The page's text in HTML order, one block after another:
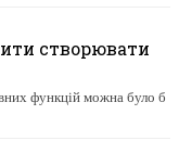
створювати
функцій можна було б